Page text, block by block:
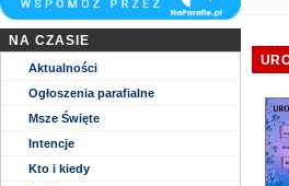
NA CZASIE
Aktualności
Ogłoszenia parafialne
Msze Święte
Intencje
Kto i kiedy